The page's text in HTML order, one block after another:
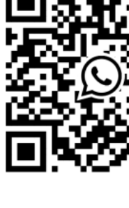
Scuola
in
18 - Fiano
in
mons.
ore 20.30 -
di don
in alcuni
ore